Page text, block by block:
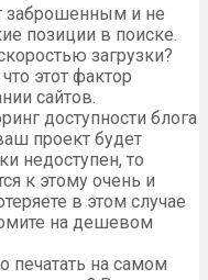
заброшенным и не
позиции в поиске.
загрузки?
этот фактор
сайтов.
доступности блога
проект будет
недоступен, то
к этому очень и
в этом случае
на дешевом
печатать на самом